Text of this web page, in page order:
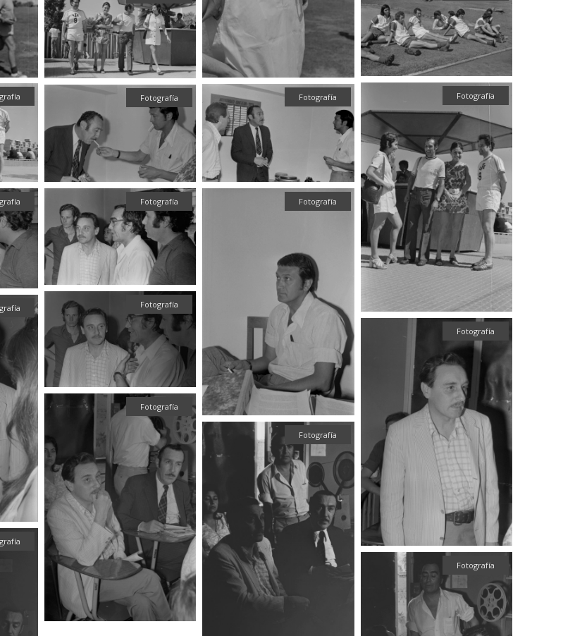
Fotografía
Fotografía
Fotografía
Fotografía
Fotografía
Fotografía
Fotografía
Fotografía
Fotografía
Fotografía